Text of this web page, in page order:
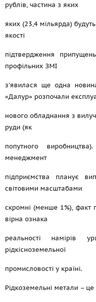
рублів, частина з яких
яких (23,4 мільярда)
якості
підтвердження
профільних ЗМІ
з'явилася ще одна
«Далур» розпочали
нового обладнання з
руди (як
попутного
менеджмент
підприємства планує
світовими масштабами
скромні (менше 1%), факт
вірна ознака
реальності намірів
рідкісноземельної
промисловості у країні.
Рідкоземельні метали –